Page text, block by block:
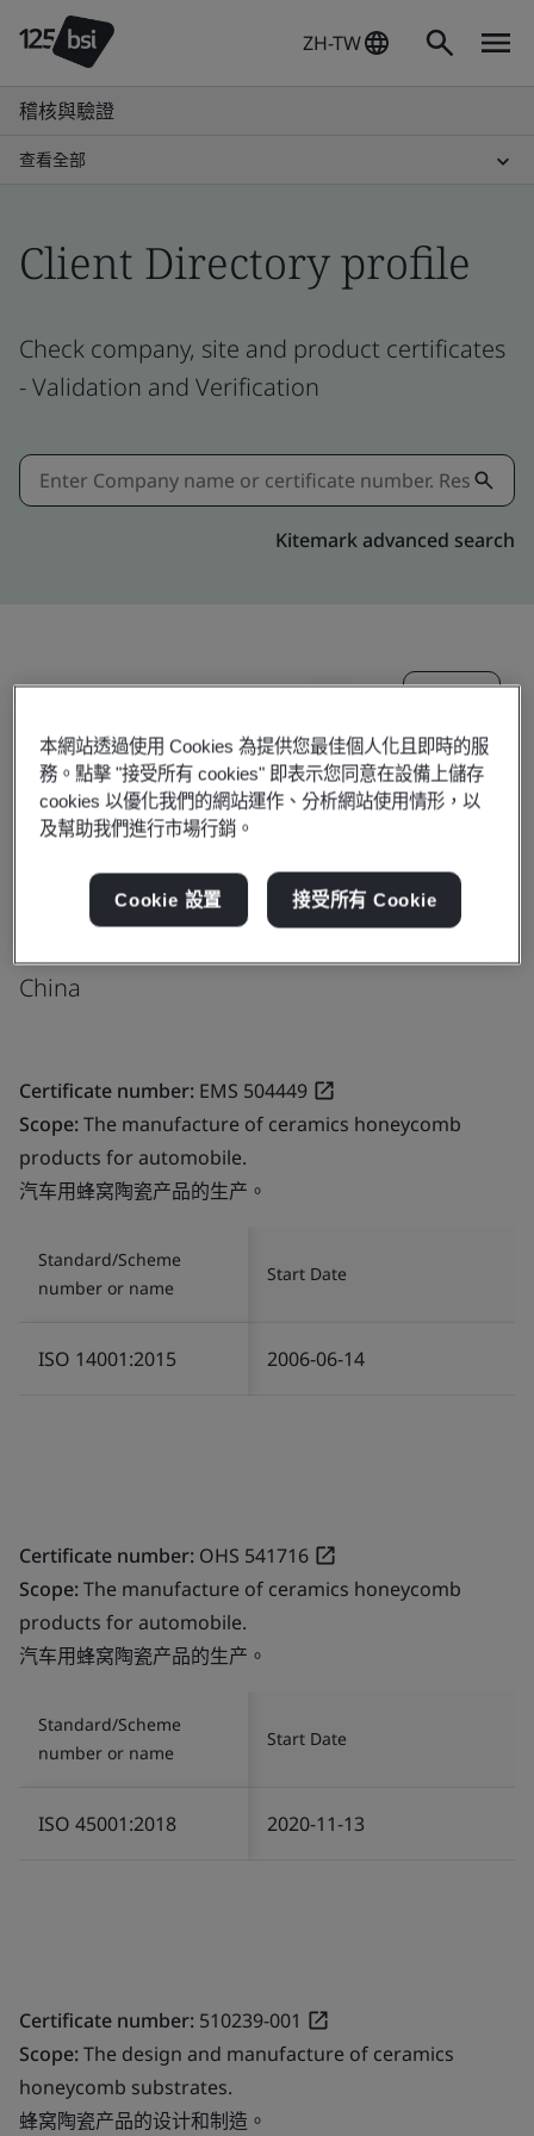
ZH-TW
稽核與驗證
查看全部
Client Directory profile
Check company, site and product certificates
- Validation and Verification
Kitemark advanced search
分享: 升級
NGK Ceramics Suzhou Co., Ltd.
No. 7 Taishan Road
Suzhou New District
Suzhou
China
Certificate number: EMS 504449
Scope:The manufacture of ceramics honeycomb
products for automobile.
汽车用蜂窝陶瓷产品的生产。
Standard/Scheme
number or name
Start Date
ISO 14001:2015 2006-06-14
Certificate number: OHS 541716
Scope:The manufacture of ceramics honeycomb
products for automobile.
汽车用蜂窝陶瓷产品的生产。
Standard/Scheme
number or name
Start Date
ISO 45001:2018 2020-11-13
Certificate number: 510239-001
Scope:The design and manufacture of ceramics
honeycomb substrates.
蜂窝陶瓷产品的设计和制造。
本網站透過使用 Cookies 為提供您最佳個人化且即時的服
務。點擊 "接受所有 cookies" 即表示您同意在設備上儲存
cookies 以優化我們的網站運作、分析網站使用情形，以
及幫助我們進行市場行銷。
Cookie 設置 接受所有 Cookie